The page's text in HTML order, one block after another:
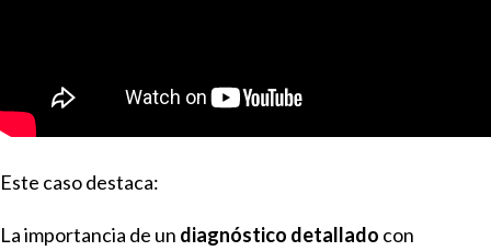
Este caso destaca:
La importancia de un diagnóstico detallado con